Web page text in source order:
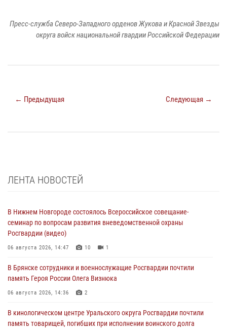
Пресс-служба Северо-Западного орденов Жукова и Красной Звезды
округа войск национальной гвардии Российской Федерации
← Предыдущая Следующая →
ЛЕНТА НОВОСТЕЙ
В Нижнем Новгороде состоялось Всероссийское совещание-
семинар по вопросам развития вневедомственной охраны
Росгвардии (видео)
06 августа 2026, 14:47 10 1
В Брянске сотрудники и военнослужащие Росгвардии почтили
память Героя России Олега Визнюка
06 августа 2026, 14:36 2
В кинологическом центре Уральского округа Росгвардии почтили
память товарищей, погибших при исполнении воинского долга